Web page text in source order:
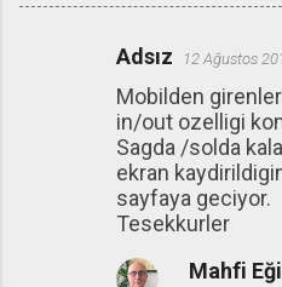
Adsız 12 Ağustos
Mobilden
in/out ozelligi
Sagda /solda
ekran
sayfaya geciyor.
Tesekkurler
Mahfi